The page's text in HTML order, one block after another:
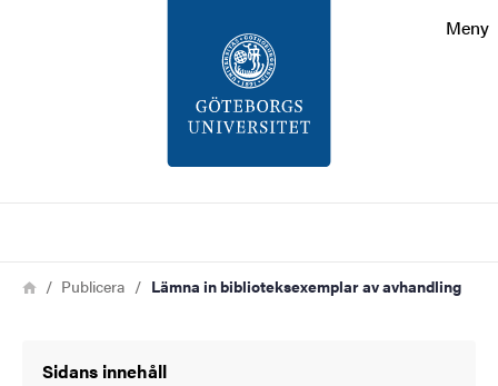
Meny
Länkstig
HemPublicera Lämna in biblioteksexemplar av avhandling
Sidans innehåll